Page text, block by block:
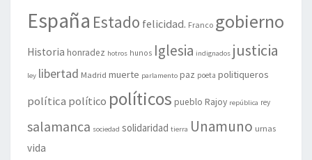
España Estado felicidad. Franco gobierno
Historia honradez hotros hunos Iglesia indignados justicia
ley libertad Madrid muerte parlamento paz poeta politiqueros
política político políticos pueblo Rajoy república rey
salamanca sociedad solidaridad tierra Unamuno urnas
vida